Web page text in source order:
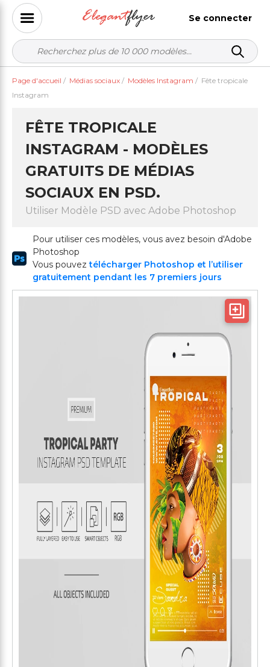
Se connecter
Page d'accueil / Médias sociaux / Modèles Instagram / Fête tropicale
Instagram
FÊTE TROPICALE
INSTAGRAM - MODÈLES
GRATUITS DE MÉDIAS
SOCIAUX EN PSD.
Utiliser Modèle PSD avec Adobe Photoshop
Pour utiliser ces modèles, vous avez besoin d'Adobe
Photoshop
Vous pouveztélécharger Photoshop et l’utiliser
gratuitement pendant les 7 premiers jours